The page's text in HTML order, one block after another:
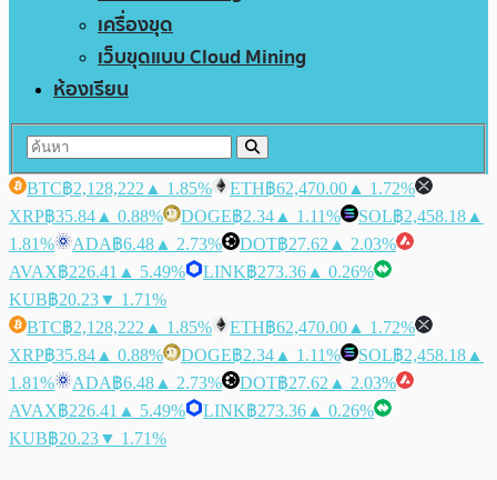
เครื่องขุด
เว็บขุดแบบ Cloud Mining
ห้องเรียน
BTC฿2,128,222 ▲ 1.85% ETH฿62,470.00 ▲ 1.72%
XRP฿35.84 ▲ 0.88% DOGE฿2.34 ▲ 1.11% SOL฿2,458.18 ▲
1.81%
ADA฿6.48 ▲ 2.73% DOT฿27.62 ▲ 2.03%
AVAX฿226.41 ▲ 5.49% LINK฿273.36 ▲ 0.26%
KUB฿20.23▼ 1.71%
BTC฿2,128,222 ▲ 1.85% ETH฿62,470.00 ▲ 1.72%
XRP฿35.84 ▲ 0.88% DOGE฿2.34 ▲ 1.11% SOL฿2,458.18 ▲
1.81%
ADA฿6.48 ▲ 2.73% DOT฿27.62 ▲ 2.03%
AVAX฿226.41 ▲ 5.49% LINK฿273.36 ▲ 0.26%
KUB฿20.23▼ 1.71%